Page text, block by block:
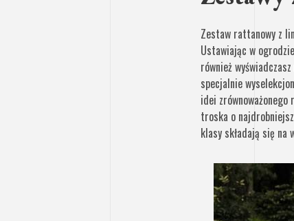
Zestaw rattanowy z
Ustawiając w
również
specjalnie
idei
troska o
klasy składają się